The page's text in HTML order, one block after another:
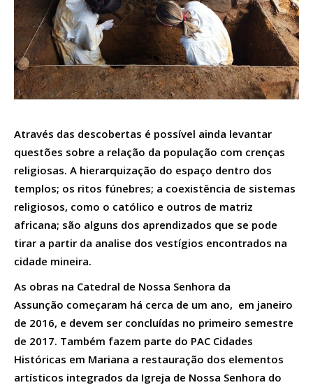
Através das descobertas é possível ainda levantar
questões sobre a relação da população com crenças
religiosas. A hierarquização do espaço dentro dos
templos; os ritos fúnebres; a coexistência de sistemas
religiosos, como o católico e outros de matriz
africana; são alguns dos aprendizados que se pode
tirar a partir da analise dos vestígios encontrados na
cidade mineira.
As obras na Catedral de Nossa Senhora da
Assunção começaram há cerca de um ano, em janeiro
de 2016, e devem ser concluídas no primeiro semestre
de 2017. Também fazem parte do PAC Cidades
Históricas em Mariana a restauração dos elementos
artísticos integrados da Igreja de Nossa Senhora do